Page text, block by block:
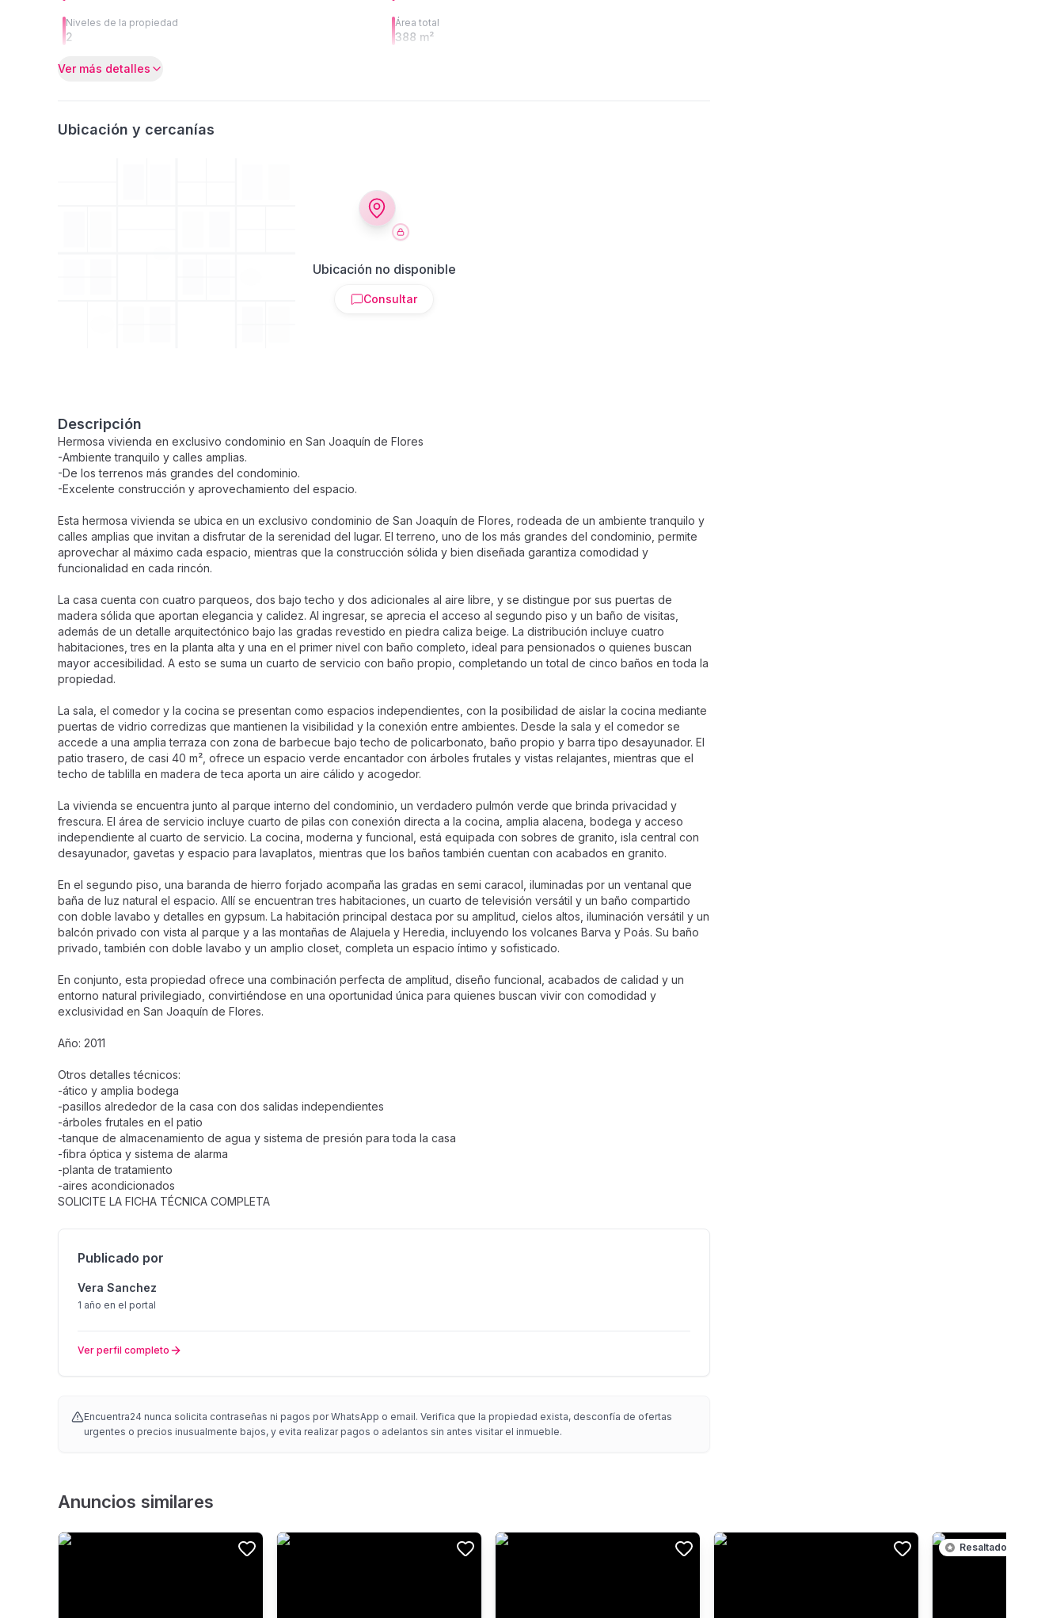
Niveles de la propiedad
2
Área total
388 m²
Ver más detalles
Ubicación y cercanías
Ubicación no disponible
Consultar
Descripción
Hermosa vivienda en exclusivo condominio en San Joaquín de Flores
-Ambiente tranquilo y calles amplias.
-De los terrenos más grandes del condominio.
-Excelente construcción y aprovechamiento del espacio.
Esta hermosa vivienda se ubica en un exclusivo condominio de San Joaquín de Flores, rodeada de un ambiente tranquilo y
calles amplias que invitan a disfrutar de la serenidad del lugar. El terreno, uno de los más grandes del condominio, permite
aprovechar al máximo cada espacio, mientras que la construcción sólida y bien diseñada garantiza comodidad y
funcionalidad en cada rincón.
La casa cuenta con cuatro parqueos, dos bajo techo y dos adicionales al aire libre, y se distingue por sus puertas de
madera sólida que aportan elegancia y calidez. Al ingresar, se aprecia el acceso al segundo piso y un baño de visitas,
además de un detalle arquitectónico bajo las gradas revestido en piedra caliza beige. La distribución incluye cuatro
habitaciones, tres en la planta alta y una en el primer nivel con baño completo, ideal para pensionados o quienes buscan
mayor accesibilidad. A esto se suma un cuarto de servicio con baño propio, completando un total de cinco baños en toda la
propiedad.
La sala, el comedor y la cocina se presentan como espacios independientes, con la posibilidad de aislar la cocina mediante
puertas de vidrio corredizas que mantienen la visibilidad y la conexión entre ambientes. Desde la sala y el comedor se
accede a una amplia terraza con zona de barbecue bajo techo de policarbonato, baño propio y barra tipo desayunador. El
patio trasero, de casi 40 m², ofrece un espacio verde encantador con árboles frutales y vistas relajantes, mientras que el
techo de tablilla en madera de teca aporta un aire cálido y acogedor.
La vivienda se encuentra junto al parque interno del condominio, un verdadero pulmón verde que brinda privacidad y
frescura. El área de servicio incluye cuarto de pilas con conexión directa a la cocina, amplia alacena, bodega y acceso
independiente al cuarto de servicio. La cocina, moderna y funcional, está equipada con sobres de granito, isla central con
desayunador, gavetas y espacio para lavaplatos, mientras que los baños también cuentan con acabados en granito.
En el segundo piso, una baranda de hierro forjado acompaña las gradas en semi caracol, iluminadas por un ventanal que
baña de luz natural el espacio. Allí se encuentran tres habitaciones, un cuarto de televisión versátil y un baño compartido
con doble lavabo y detalles en gypsum. La habitación principal destaca por su amplitud, cielos altos, iluminación versátil y un
balcón privado con vista al parque y a las montañas de Alajuela y Heredia, incluyendo los volcanes Barva y Poás. Su baño
privado, también con doble lavabo y un amplio closet, completa un espacio íntimo y sofisticado.
En conjunto, esta propiedad ofrece una combinación perfecta de amplitud, diseño funcional, acabados de calidad y un
entorno natural privilegiado, convirtiéndose en una oportunidad única para quienes buscan vivir con comodidad y
exclusividad en San Joaquín de Flores.
Año: 2011
Otros detalles técnicos:
-ático y amplia bodega
-pasillos alrededor de la casa con dos salidas independientes
-árboles frutales en el patio
-tanque de almacenamiento de agua y sistema de presión para toda la casa
-fibra óptica y sistema de alarma
-planta de tratamiento
-aires acondicionados
SOLICITE LA FICHA TÉCNICA COMPLETA
Publicado por
Vera Sanchez
1 año en el portal
Ver perfil completo
Encuentra24 nunca solicita contraseñas ni pagos por WhatsApp o email. Verifica que la propiedad exista, desconfía de ofertas
urgentes o precios inusualmente bajos, y evita realizar pagos o adelantos sin antes visitar el inmueble.
Anuncios similares
Resaltado